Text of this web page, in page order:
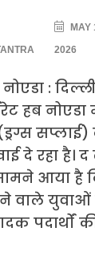
MAY
2026
:
हब नोएडा
दे रहा है।
आया है
वाले युवाओं
पदार्थों